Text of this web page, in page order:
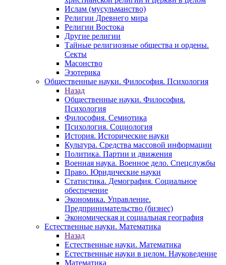
Ислам (мусульманство)
Религии Древнего мира
Религии Востока
Другие религии
Тайные религиозные общества и ордены.
Секты
Масонство
Эзотерика
Общественные науки. Философия. Психология
Назад
Общественные науки. Философия.
Психология
Философия. Семиотика
Психология. Социология
История. Исторические науки
Культура. Средства массовой информации
Политика. Партии и движения
Военная наука. Военное дело. Спецслужбы
Право. Юридические науки
Статистика. Демография. Социальное
обеспечение
Экономика. Управление.
Предпринимательство (бизнес)
Экономическая и социальная география
Естественные науки. Математика
Назад
Естественные науки. Математика
Естественные науки в целом. Науковедение
Математика